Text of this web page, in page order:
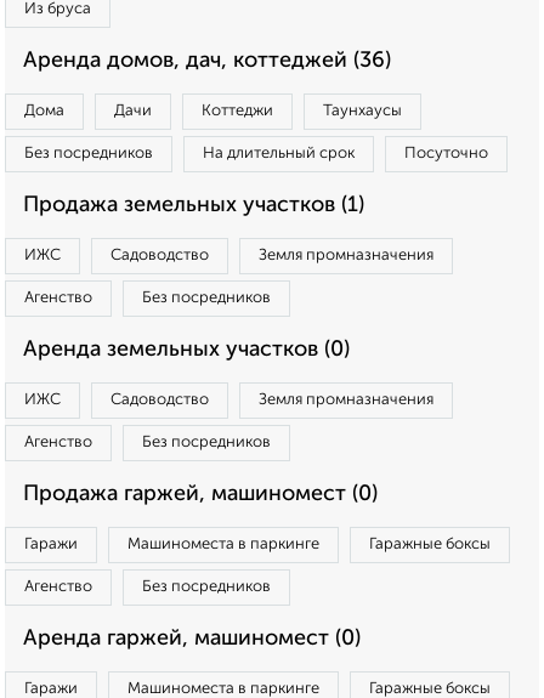
Из бруса
Аренда домов, дач, коттеджей (36)
Дома Дачи Коттеджи Таунхаусы
Без посредников На длительный срок Посуточно
Продажа земельных участков (1)
ИЖС Садоводство Земля промназначения
Агенство Без посредников
Аренда земельных участков (0)
ИЖС Садоводство Земля промназначения
Агенство Без посредников
Продажа гаржей, машиномест (0)
Гаражи Машиноместа в паркинге Гаражные боксы
Агенство Без посредников
Аренда гаржей, машиномест (0)
Гаражи Машиноместа в паркинге Гаражные боксы